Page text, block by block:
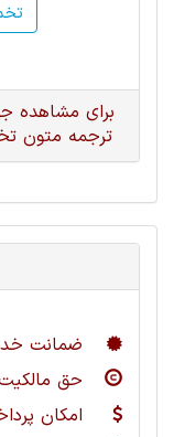
برای مشاهده
ترجمه متون
ضمانت
حق
امکان